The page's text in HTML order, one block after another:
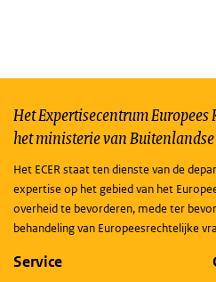
Het Expertisecentrum
het ministerie van
Het ECER staat ten dienste van de
expertise op het gebied van het
overheid te bevorderen, mede ter
behandeling van Europeesrechtelijke
Service